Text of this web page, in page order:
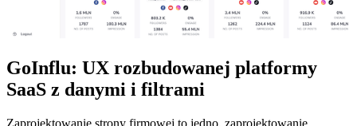
GoInflu: UX rozbudowanej platformy
SaaS z danymi i filtrami
Zaprojektowanie strony firmowej to jedno, zaprojektowanie